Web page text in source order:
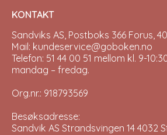
KONTAKT
Sandviks AS, Postboks 366 Forus,
Mail: kundeservice@goboken.no
Telefon: 51 44 00 51 mellom kl. 9-
mandag – fredag.
Org.nr.: 918793569
Besøksadresse:
Sandvik AS Strandsvingen 14 4032